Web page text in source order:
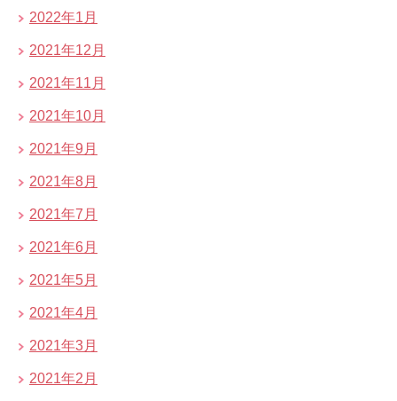
2022年1月
2021年12月
2021年11月
2021年10月
2021年9月
2021年8月
2021年7月
2021年6月
2021年5月
2021年4月
2021年3月
2021年2月